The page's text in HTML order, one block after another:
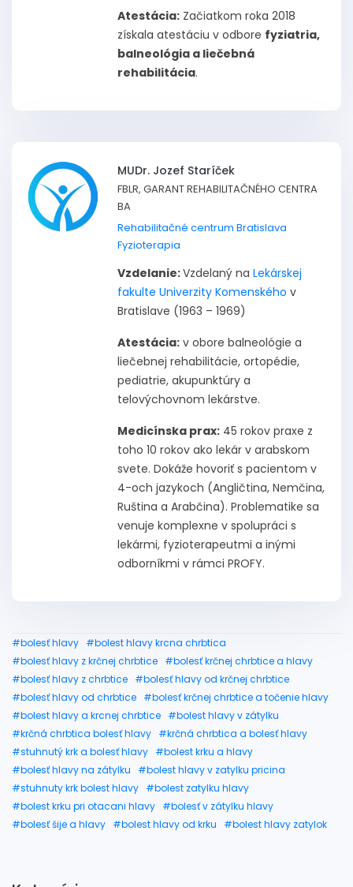
Atestácia: Začiatkom roka 2018
získala atestáciu v odbore fyziatria,
balneológia a liečebná
rehabilitácia.
MUDr. Jozef Staríček
FBLR, GARANT REHABILITAČNÉHO CENTRA
BA
Rehabilitačné centrum Bratislava
Fyzioterapia
Vzdelanie:Vzdelaný na Lekárskej
fakulte Univerzity Komenského v
Bratislave (1963 – 1969)
Atestácia: v obore balneológie a
liečebnej rehabilitácie, ortopédie,
pediatrie, akupunktúry a
telovýchovnom lekárstve.
Medicínska prax: 45 rokov praxe z
toho 10 rokov ako lekár v arabskom
svete. Dokáže hovoriť s pacientom v
4-och jazykoch (Angličtina, Nemčina,
Ruština a Arabčina). Problematike sa
venuje komplexne v spolupráci s
lekármi, fyzioterapeutmi a inými
odborníkmi v rámci PROFY.
#bolesť hlavy #bolest hlavy krcna chrbtica
#bolesť hlavy z krčnej chrbtice #bolesť krčnej chrbtice a hlavy
#bolesť hlavy z chrbtice #bolesť hlavy od krčnej chrbtice
#bolesť hlavy od chrbtice #bolesť krčnej chrbtice a točenie hlavy
#bolest hlavy a krcnej chrbtice #bolest hlavy v zátylku
#krčná chrbtica bolesť hlavy #krčná chrbtica a bolesť hlavy
#stuhnutý krk a bolesť hlavy #bolest krku a hlavy
#bolesť hlavy na zátylku
#bolest hlavy v zatylku pricina
#stuhnuty krk bolest hlavy #bolest zatylku hlavy
#bolest krku pri otacani hlavy #bolesť v zátylku hlavy
#bolesť šije a hlavy #bolest hlavy od krku #bolest hlavy zatylok